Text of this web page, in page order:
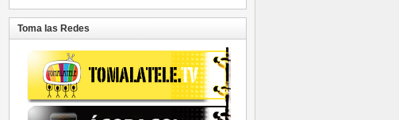
Toma las Redes